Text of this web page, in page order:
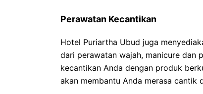
Perawatan Kecantikan
Hotel Puriartha Ubud juga
dari perawatan wajah, manicure dan
kecantikan Anda dengan produk
akan membantu Anda merasa cantik